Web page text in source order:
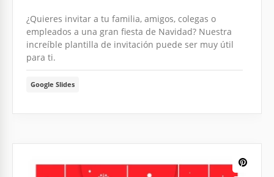
¿Quieres invitar a tu familia, amigos, colegas o
empleados a una gran fiesta de Navidad? Nuestra
increíble plantilla de invitación puede ser muy útil
para ti.
Google Slides